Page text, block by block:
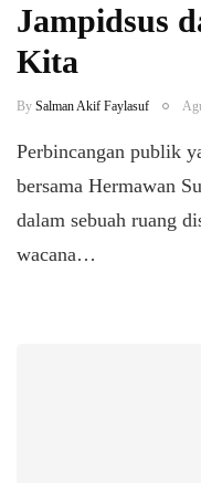
Jampidsus
Kita
By Salman Akif Faylasuf
Perbincangan publik
bersama Hermawan
dalam sebuah ruang
wacana…